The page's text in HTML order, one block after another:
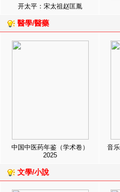
开太平：宋太祖赵匡胤
醫學/醫藥
中国中医药年鉴（学术卷）
2025
音
文學/小說